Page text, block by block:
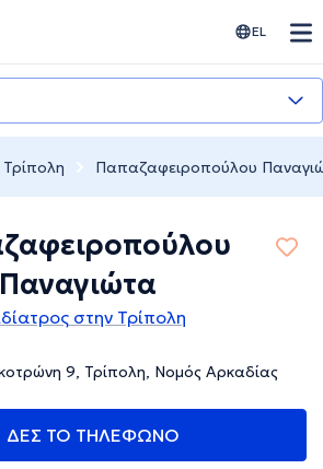
EL
Τρίπολη Παπαζαφειροπούλου
Παναγιώτα
στην Τρίπολη
9, Τρίπολη, Νομός Αρκαδίας
ΔΕΣ ΤΟ ΤΗΛΕΦΩΝΟ